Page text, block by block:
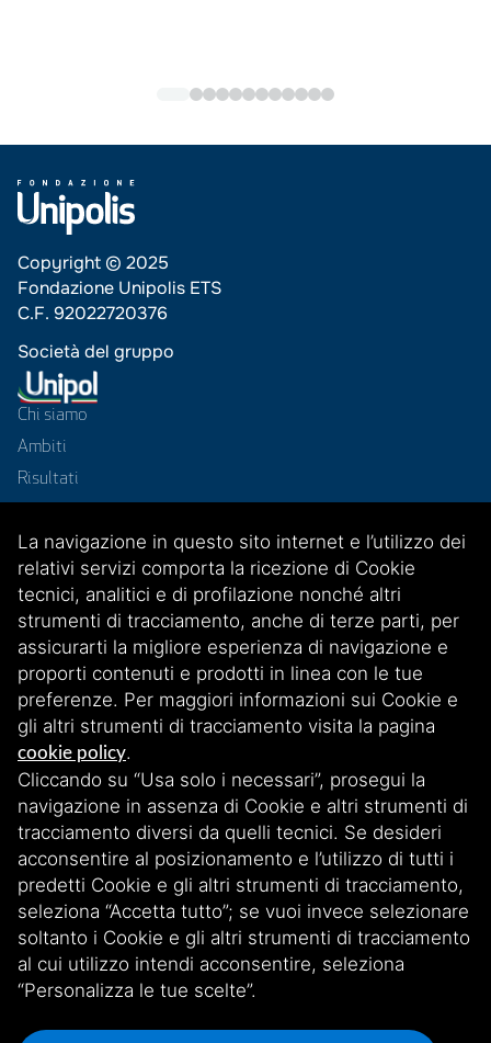
Copyright © 2025
Fondazione Unipolis ETS
C.F. 92022720376
Società del gruppo
Chi siamo
Ambiti
Risultati
News
Contatti
Reti
Iscriviti alla nostra newsletter
Scopri le nostre storie, iniziative e aggiornamenti esclusivi. Rimani
connesso iscrivendoti!
ISCRIVITI ALLA NEWSLETTER
La navigazione in questo sito internet e l’utilizzo dei
relativi servizi comporta la ricezione di Cookie
tecnici, analitici e di profilazione nonché altri
strumenti di tracciamento, anche di terze parti, per
assicurarti la migliore esperienza di navigazione e
proporti contenuti e prodotti in linea con le tue
preferenze. Per maggiori informazioni sui Cookie e
gli altri strumenti di tracciamento visita la pagina
cookie policy.
Cliccando su “Usa solo i necessari”, prosegui la
navigazione in assenza di Cookie e altri strumenti di
tracciamento diversi da quelli tecnici. Se desideri
acconsentire al posizionamento e l’utilizzo di tutti i
predetti Cookie e gli altri strumenti di tracciamento,
seleziona “Accetta tutto”; se vuoi invece selezionare
soltanto i Cookie e gli altri strumenti di tracciamento
al cui utilizzo intendi acconsentire, seleziona
“Personalizza le tue scelte”.